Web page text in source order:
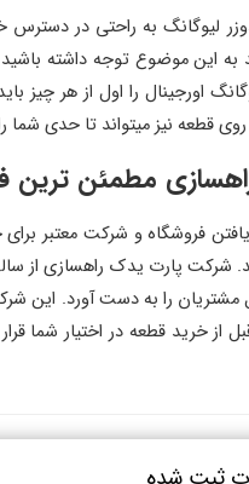
لیوگانگ به راحتی در
به این موضوع توجه داشته
اورجینال را اول از هر
نیز میتواند تا حدی شما را
مطمئن ترین
یافتن فروشگاه و شرکت معتبر
شرکت پارت یدک راهسازی از
را به دست آورد. این
قبل از خرید قطعه در اختیار